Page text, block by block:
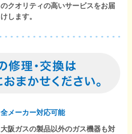
のクオリティの高いサービスをお届
けします。
全メーカー対応可能
大阪ガスの製品以外のガス機器も対